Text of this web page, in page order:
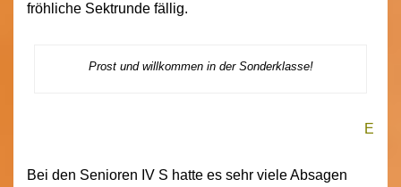
fröhliche Sektrunde fällig.
Prost und willkommen in der Sonderklasse!
E
Bei den Senioren IV S hatte es sehr viele Absagen